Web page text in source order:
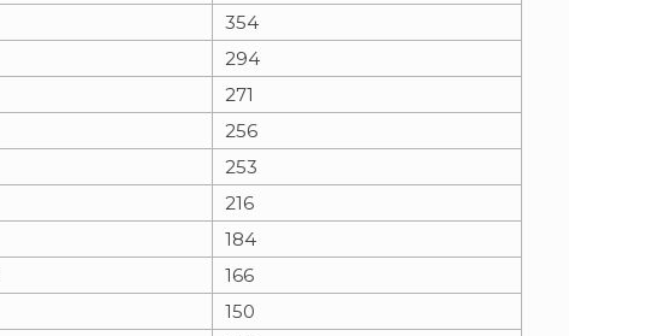
354
294
271
256
253
216
184
166
150